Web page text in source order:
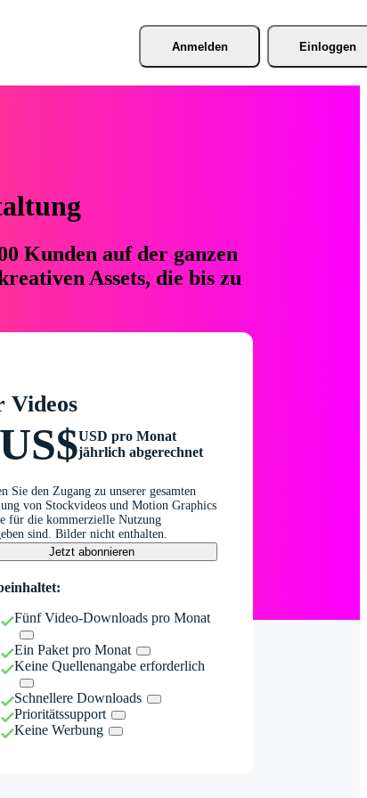
Anmelden Einloggen
Kunden auf der ganzen
Assets, die bis zu
Videos
USD pro Monat
jährlich abgerechnet
Sie den Zugang zu unserer gesamten
von Stockvideos und Motion Graphics
für die kommerzielle Nutzung
sind. Bilder nicht enthalten.
Jetzt abonnieren
Fünf Video-Downloads pro Monat
Ein Paket pro Monat
Keine Quellenangabe erforderlich
Schnellere Downloads
Prioritätssupport
Keine Werbung